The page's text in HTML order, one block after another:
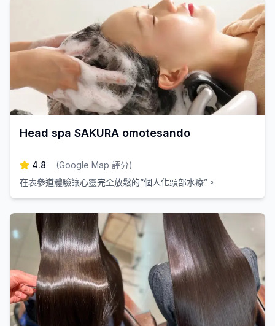
Head spa SAKURA omotesando
4.8 (Google Map 評分)
在表參道體驗讓心靈完全放鬆的“個人化頭部水療”。